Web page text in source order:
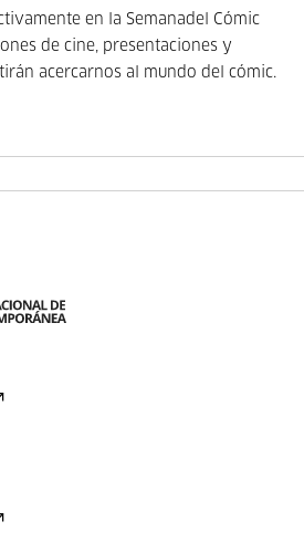
en la Semanadel Cómic
de cine, presentaciones y
acercarnos al mundo del cómic.